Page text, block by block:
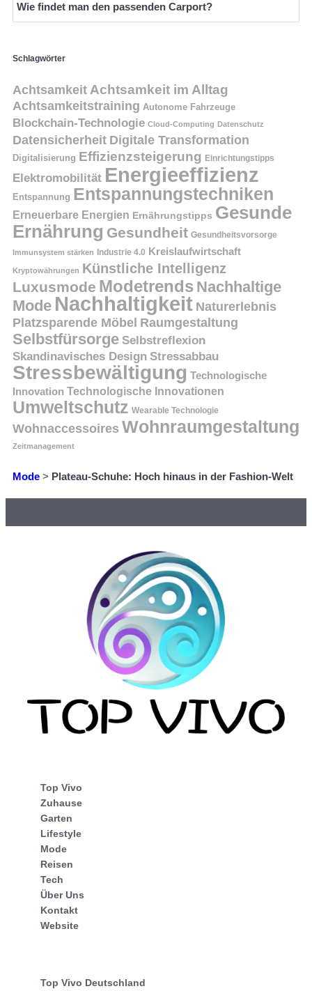
Wie findet man den passenden Carport?
Schlagwörter
Achtsamkeit Achtsamkeit im Alltag
Achtsamkeitstraining Autonome Fahrzeuge
Blockchain-Technologie Cloud-Computing Datenschutz
Datensicherheit Digitale Transformation
Digitalisierung Effizienzsteigerung Einrichtungstipps
Elektromobilität Energieeffizienz
Entspannung Entspannungstechniken
Erneuerbare Energien Ernährungstipps Gesunde
Ernährung Gesundheit Gesundheitsvorsorge
Immunsystem stärken Industrie 4.0 Kreislaufwirtschaft
Kryptowährungen Künstliche Intelligenz
Luxusmode Modetrends Nachhaltige
Mode Nachhaltigkeit Naturerlebnis
Platzsparende Möbel Raumgestaltung
Selbstfürsorge Selbstreflexion
Skandinavisches Design Stressabbau
Stressbewältigung Technologische
Innovation Technologische Innovationen
Umweltschutz Wearable Technologie
Wohnaccessoires Wohnraumgestaltung
Zeitmanagement
Mode > Plateau-Schuhe: Hoch hinaus in der Fashion-Welt
Top Vivo
Zuhause
Garten
Lifestyle
Mode
Reisen
Tech
Über Uns
Kontakt
Website
Top Vivo Deutschland